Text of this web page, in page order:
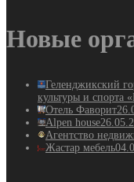
Новые
Геленджикский
культуры и спорта
Отель Фаворит
Alpen house
Агентство
Жастар мебель